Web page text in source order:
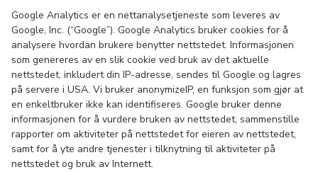
Google Analytics er en nettanalysetjeneste som leveres av
Google, Inc. (“Google”). Google Analytics bruker cookies for å
analysere hvordan brukere benytter nettstedet. Informasjonen
som genereres av en slik cookie ved bruk av det aktuelle
nettstedet, inkludert din IP-adresse, sendes til Google og lagres
på servere i USA. Vi bruker anonymizeIP, en funksjon som gjør at
en enkeltbruker ikke kan identifiseres. Google bruker denne
informasjonen for å vurdere bruken av nettstedet, sammenstille
rapporter om aktiviteter på nettstedet for eieren av nettstedet,
samt for å yte andre tjenester i tilknytning til aktiviteter på
nettstedet og bruk av Internett.